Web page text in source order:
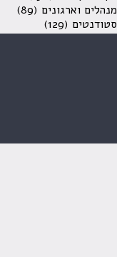
מנהלים וארגונים (89)
סטודנטים (129)